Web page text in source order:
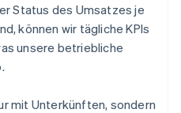
Status des Umsatzes je
können wir tägliche KPIs
unsere betriebliche
mit Unterkünften, sondern